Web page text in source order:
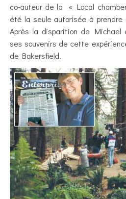
co-auteur de la « Local
été la seule autorisée à prendre
Après la disparition de
ses souvenirs de cette
de Bakersfield.